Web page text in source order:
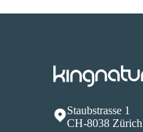
Staubstrasse 1
CH-8038 Zürich